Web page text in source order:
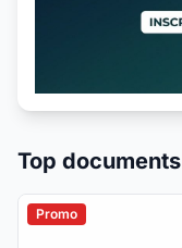
Top documents
Promo